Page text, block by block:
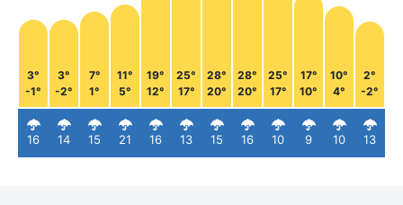
3°
-1°
16
3°
-2°
14
7°
1°
15
11°
5°
21
19°
12°
16
25°
17°
13
28°
20°
15
28°
20°
16
25°
17°
10
17°
10°
9
10°
4°
10
2°
-2°
13